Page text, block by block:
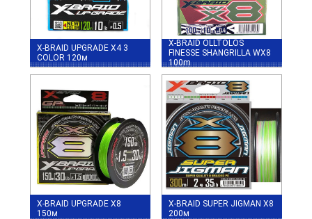
X-BRAID UPGRADE X4 3
COLOR 120м
X-BRAID OLLTOLOS
FINESSE SHANGRILLA WX8
100m
X-BRAID UPGRADE X8
150м
X-BRAID SUPER JIGMAN X8
200м